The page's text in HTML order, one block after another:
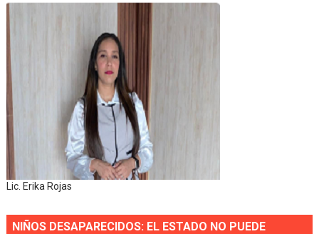
Lic. Erika Rojas
NIÑOS DESAPARECIDOS: EL ESTADO NO PUEDE